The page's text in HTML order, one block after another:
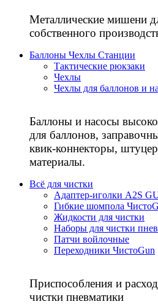
Металлические мишени
собственного
Баллоны Чехлы Станции
Тактические рюкзаки
Чехлы
Чехлы для баллонов и
Баллоны и насосы
для баллонов,
квик-коннекторы,
материалы.
Всё для чистки
Адаптер-иголки A2S
Гибкие шомпола
Жидкости для чистки
Наборы для чистки
Патчи войлочные
Переходники ЧистоGun
Приспособления и
чистки пневматики